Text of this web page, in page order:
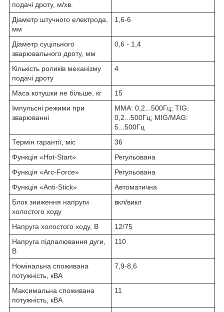
подачі дроту, м/хв.
Діаметр штучного електрода,
мм
1,6-6
Діаметр суцільного
зварювального дроту, мм
0,6 - 1,4
Кількість роликів механізму
подачі дроту
4
Маса котушки не більше, кг
15
Імпульсні режими при
зварюванні
MMA: 0,2...500Гц; TIG:
0,2...500Гц; MIG/MAG:
5...500Гц
Термін гарантії, міс
36
Функція «Hot-Start»
Регульована
Функція «Arc-Force»
Регульована
Функція «Anti-Stick»
Автоматична
Блок зниження напруги
холостого ходу
вкл/викл
Напруга холостого ходу, В
12/75
Напруга підпалювання дуги,
В
110
Номінальна споживана
потужність, кВА
7,9-8,6
Максимальна споживана
потужність, кВA
11